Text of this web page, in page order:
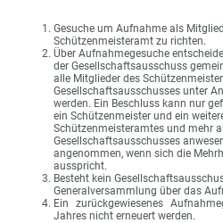
Gesuche um Aufnahme als
Schützenmeisteramt zu richten.
Über Aufnahmegesuche
der Gesellschaftsausschuss
alle Mitglieder des
Gesellschaftsausschusses unter
werden. Ein Beschluss kann nur
ein Schützenmeister und ein
Schützenmeisteramtes und mehr
Gesellschaftsausschusses
angenommen, wenn sich die
ausspricht.
Besteht kein
Generalversammlung über das
Ein zurückgewiesenes
Jahres nicht erneuert werden.